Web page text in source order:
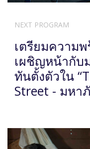
NEXT PROGRAM
เตรียมความ
เผชิญหน้ากับ
ทันตั้งตัวใน
Street - มหา